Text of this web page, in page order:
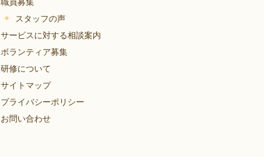
職員募集
スタッフの声
サービスに対する相談案内
ボランティア募集
研修について
サイトマップ
プライバシーポリシー
お問い合わせ